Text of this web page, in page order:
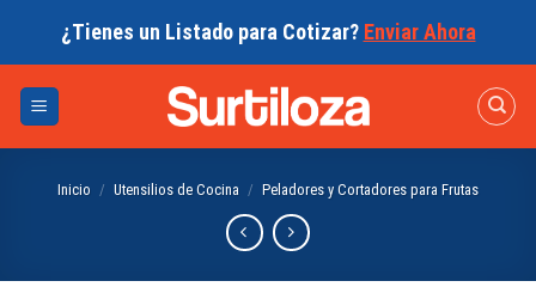
¿Tienes un Listado para Cotizar? Enviar Ahora
Inicio / Utensilios de Cocina / Peladores y Cortadores para Frutas